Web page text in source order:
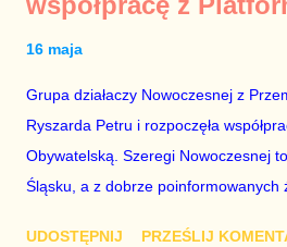
16 maja
Grupa działaczy Nowoczesnej z
Ryszarda Petru i rozpoczęła
Obywatelską. Szeregi Nowoczesnej
Śląsku, a z dobrze poinformowanych
UDOSTĘPNIJ PRZEŚLIJ